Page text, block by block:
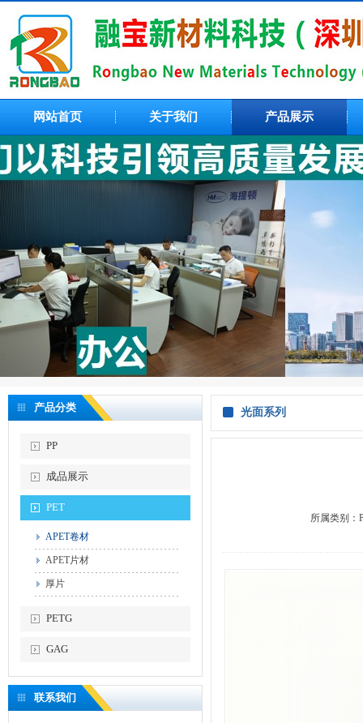
网站首页 关于我们 产品展示
产品分类
PP
成品展示
PET
APET卷材
APET片材
厚片
PETG
GAG
联系我们
光面系列
所属类别：